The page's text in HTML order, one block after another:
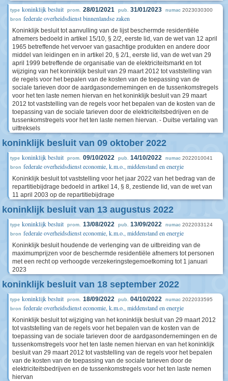
type koninklijk besluit prom. 28/01/2021 pub. 31/01/2023 numac 2023030300
bron federale overheidsdienst binnenlandse zaken
Koninklijk besluit tot aanvulling van de lijst beschermde residentiële
afnemers bedoeld in artikel 15/10, § 2/2, eerste lid, van de wet van 12 april
1965 betreffende het vervoer van gasachtige produkten en andere door
middel van leidingen en in artikel 20, § 2/1, eerste lid, van de wet van 29
april 1999 betreffende de organisatie van de elektriciteitsmarkt en tot
wijziging van het koninklijk besluit van 29 maart 2012 tot vaststelling van
de regels voor het bepalen van de kosten van de toepassing van de
sociale tarieven door de aardgasondernemingen en de tussenkomstregels
voor het ten laste nemen hiervan en het koninklijk besluit van 29 maart
2012 tot vaststelling van de regels voor het bepalen van de kosten van de
toepassing van de sociale tarieven door de elektriciteitsbedrijven en de
tussenkomstregels voor het ten laste nemen hiervan. - Duitse vertaling van
uittreksels
koninklijk besluit van 09 oktober 2022
type koninklijk besluit prom. 09/10/2022 pub. 14/10/2022 numac 2022010041
bron federale overheidsdienst economie, k.m.o., middenstand en energie
Koninklijk besluit tot vaststelling voor het jaar 2022 van het bedrag van de
repartitiebijdrage bedoeld in artikel 14, § 8, zestiende lid, van de wet van
11 april 2003 op de repartitiebijdrage
koninklijk besluit van 13 augustus 2022
type koninklijk besluit prom. 13/08/2022 pub. 13/09/2022 numac 2022033124
bron federale overheidsdienst economie, k.m.o., middenstand en energie
Koninklijk besluit houdende de verlenging van de uitbreiding van de
maximumprijzen voor de beschermde residentiële afnemers tot personen
met een recht op verhoogde verzekeringstegemoetkoming tot 1 januari
2023
koninklijk besluit van 18 september 2022
type koninklijk besluit prom. 18/09/2022 pub. 04/10/2022 numac 2022033595
bron federale overheidsdienst economie, k.m.o., middenstand en energie
Koninklijk besluit tot wijziging van het koninklijk besluit van 29 maart 2012
tot vaststelling van de regels voor het bepalen van de kosten van de
toepassing van de sociale tarieven door de aardgasondernemingen en de
tussenkomstregels voor het ten laste nemen hiervan en van het koninklijk
besluit van 29 maart 2012 tot vaststelling van de regels voor het bepalen
van de kosten van de toepassing van de sociale tarieven door de
elektriciteitsbedrijven en de tussenkomstregels voor het ten laste nemen
hiervan